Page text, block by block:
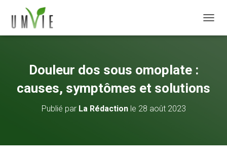
Douleur dos sous omoplate :
causes, symptômes et solutions
Publié par La Rédactionle 28 août 2023